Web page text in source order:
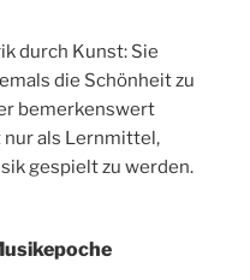
durch Kunst: Sie
die Schönheit zu
bemerkenswert
als Lernmittel,
gespielt zu werden.